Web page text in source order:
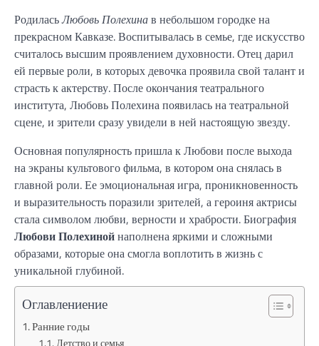
РодиласьЛюбовь Полехинав небольшом городке на
прекрасном Кавказе. Воспитывалась в семье, где искусство
считалось высшим проявлением духовности. Отец дарил
ей первые роли, в которых девочка проявила свой талант и
страсть к актерству. После окончания театрального
института, Любовь Полехина появилась на театральной
сцене, и зрители сразу увидели в ней настоящую звезду.
Основная популярность пришла к Любови после выхода
на экраны культового фильма, в котором она снялась в
главной роли. Ее эмоциональная игра, проникновенность
и выразительность поразили зрителей, а героиня актрисы
стала символом любви, верности и храбрости. Биография
Любови Полехинойнаполнена яркими и сложными
образами, которые она смогла воплотить в жизнь с
уникальной глубиной.
Оглавлениение
Ранние годы